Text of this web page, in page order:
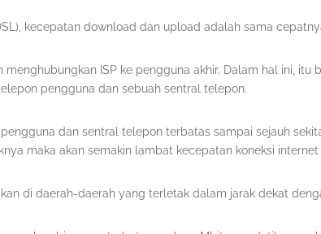
kecepatan download dan upload adalah sama
ISP ke pengguna akhir. Dalam hal ini, itu
pengguna dan sebuah sentral telepon.
dan sentral telepon terbatas sampai sejauh
maka akan semakin lambat kecepatan koneksi
di daerah-daerah yang terletak dalam jarak dekat